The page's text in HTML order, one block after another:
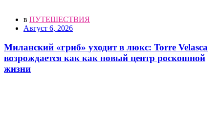
в ПУТЕШЕСТВИЯ
Август 6, 2026
Миланский «гриб» уходит в люкс: Torre Velasca
возрождается как как новый центр роскошной
жизни